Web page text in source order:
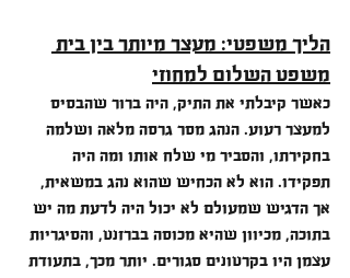
הליך משפטי: מעצר מיותר בין בית
משפט השלום למחוזי
כאשר קיבלתי את התיק, היה ברור שהבסיס
למעצר רעוע. הנהג מסר גרסה מלאה ושלמה
בחקירתו, והסביר מי שלח אותו ומה היה
תפקידו. הוא לא הכחיש שהוא נהג במשאית,
אך הדגיש שמעולם לא יכול היה לדעת מה יש
בתוכה, מכיוון שהיא מכוסה בברזנט, והסיגריות
עצמן היו בקרטונים סגורים. יותר מכך, בתעודת